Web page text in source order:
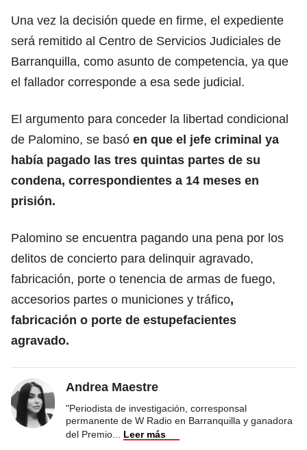
Una vez la decisión quede en firme, el expediente
será remitido al Centro de Servicios Judiciales de
Barranquilla, como asunto de competencia, ya que
el fallador corresponde a esa sede judicial.
El argumento para conceder la libertad condicional
de Palomino, se basó en que el jefe criminal ya
había pagado las tres quintas partes de su
condena, correspondientes a 14 meses en
prisión.
Palomino se encuentra pagando una pena por los
delitos de concierto para delinquir agravado,
fabricación, porte o tenencia de armas de fuego,
accesorios partes o municiones y tráfico,
fabricación o porte de estupefacientes
agravado.
Andrea Maestre
"Periodista de investigación, corresponsal
permanente de W Radio en Barranquilla y ganadora
del Premio
Leer más